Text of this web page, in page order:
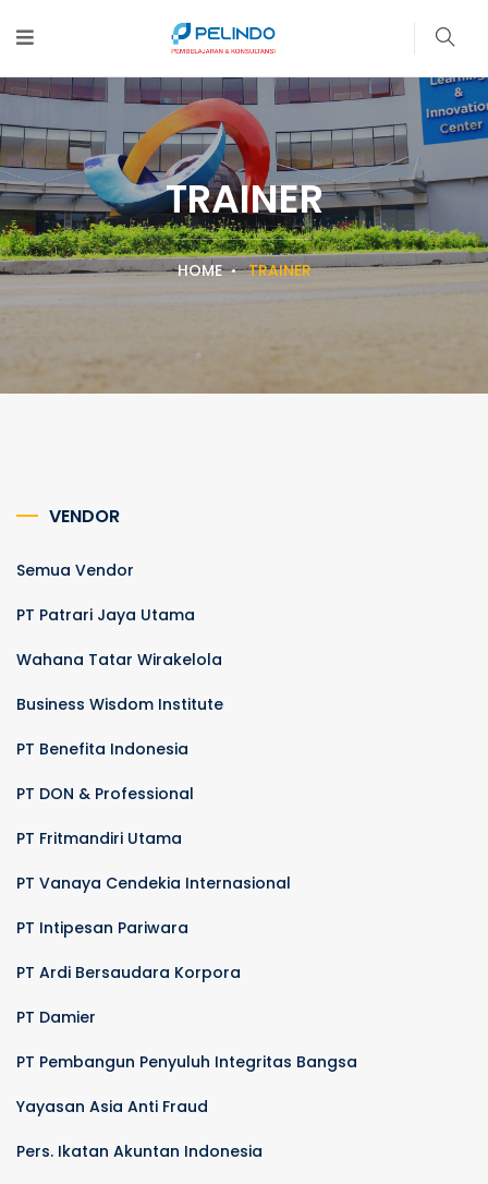
TRAINER
HOME TRAINER
VENDOR
Semua Vendor
PT Patrari Jaya Utama
Wahana Tatar Wirakelola
Business Wisdom Institute
PT Benefita Indonesia
PT DON & Professional
PT Fritmandiri Utama
PT Vanaya Cendekia Internasional
PT Intipesan Pariwara
PT Ardi Bersaudara Korpora
PT Damier
PT Pembangun Penyuluh Integritas Bangsa
Yayasan Asia Anti Fraud
Pers. Ikatan Akuntan Indonesia